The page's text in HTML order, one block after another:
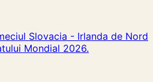
Slovacia - Irlanda de Nord
Mondial 2026.